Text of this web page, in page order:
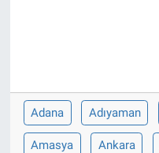
Adana Adıyaman
Amasya Ankara